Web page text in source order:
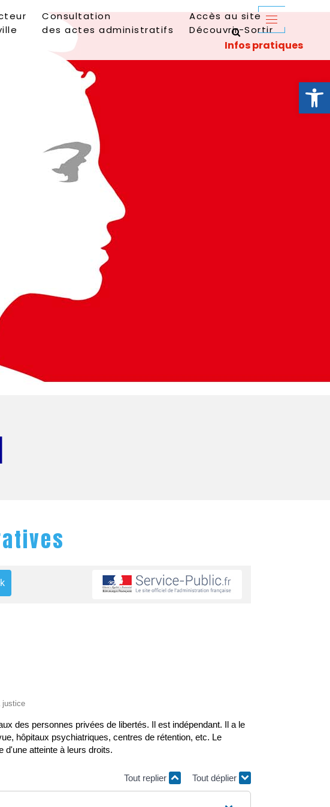
Ouvrir
Consultation
des actes administratifs
Accès au site
Découvrir-Sortir
justice
des personnes privées de libertés. Il est indépendant. Il a le
hôpitaux psychiatriques, centres de rétention, etc. Le
d'une atteinte à leurs droits.
Tout replier Tout déplier